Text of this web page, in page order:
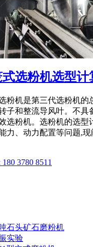
选粉机选型计
粉机是第三代选粉机的
子和整流导风叶。不具
选粉机。选粉机的选型
力、动力配置等问题,
3780 8511
石头矿石磨粉机
实验